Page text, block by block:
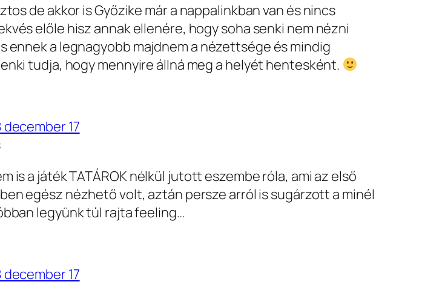
de akkor is Győzike már a nappalinkban van és nincs
előle hisz annak ellenére, hogy soha senki nem nézni
ennek a legnagyobb majdnem a nézettsége és mindig
tudja, hogy mennyire állná meg a helyét hentesként.
december 17
is a játék TATÁROK nélkül jutott eszembe róla, ami az első
egész nézhető volt, aztán persze arról is sugárzott a minél
legyünk túl rajta feeling…
december 17